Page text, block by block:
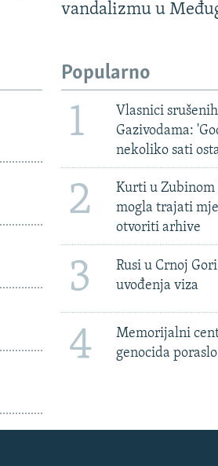
vandalizmu u
Popularno
1
Vlasnici
Gazivodama:
nekoliko sati
2
Kurti u Zubinom
mogla trajati
otvoriti arhive
3
Rusi u Crnoj
uvođenja viza
4
Memorijalni
genocida